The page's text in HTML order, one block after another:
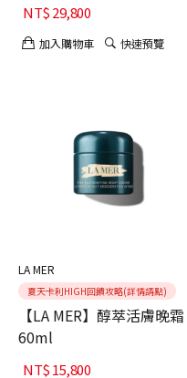
NT$29,800
加入購物車 快速預覽
LA MER
夏天卡利HIGH回饋攻略(詳情請點)
【LA MER】醇萃活膚晚霜
60ml
NT$15,800